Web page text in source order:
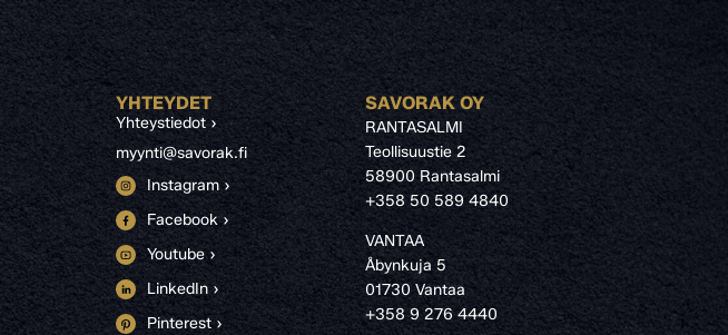
YHTEYDET
Yhteystiedot ›
myynti@savorak.fi
Instagram ›
Facebook ›
Youtube ›
LinkedIn ›
Pinterest ›
SAVORAK OY
RANTASALMI
Teollisuustie 2
58900 Rantasalmi
+358 50 589 4840
VANTAA
Åbynkuja 5
01730 Vantaa
+358 9 276 4440